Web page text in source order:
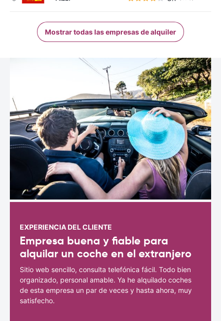
Mostrar todas las empresas de alquiler
EXPERIENCIA DEL CLIENTE
Empresa buena y fiable para
alquilar un coche en el extranjero
Sitio web sencillo, consulta telefónica fácil. Todo bien
organizado, personal amable. Ya he alquilado coches
de esta empresa un par de veces y hasta ahora, muy
satisfecho.